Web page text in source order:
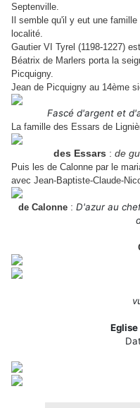
Septenville.
Il semble qu'il y eut une
localité.
Gautier VI Tyrel (1198-1227)
Béatrix de Marlers porta la
Picquigny.
Jean de Picquigny au 14ème
Fascé d'argent et
La famille des Essars de
des Essars : de
Puis les de Calonne par le
avec Jean-Baptiste-Claude-
de Calonne: D'azur au